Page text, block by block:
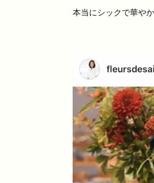
本当にシックで華や